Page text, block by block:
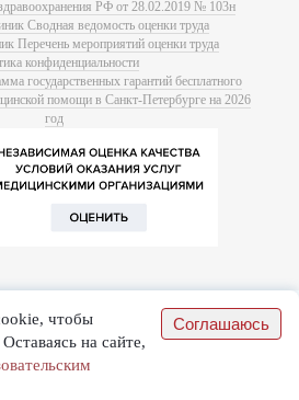
РФ от 28.02.2019 № 103н
Сводная ведомость оценки труда
Перечень мероприятий оценки труда
конфиденциальности
государственных гарантий бесплатного
помощи в Санкт-Петербурге на 2026
год
чтобы
на сайте,
Соглашаюсь